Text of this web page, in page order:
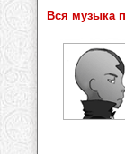
Вся музыка